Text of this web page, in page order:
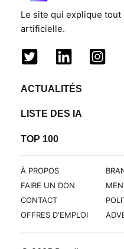
Le site qui explique
artificielle.
ACTUALITÉS
LISTE DES IA
TOP 100
À PROPOS
FAIRE UN DON
CONTACT
OFFRES D'EMPLOI